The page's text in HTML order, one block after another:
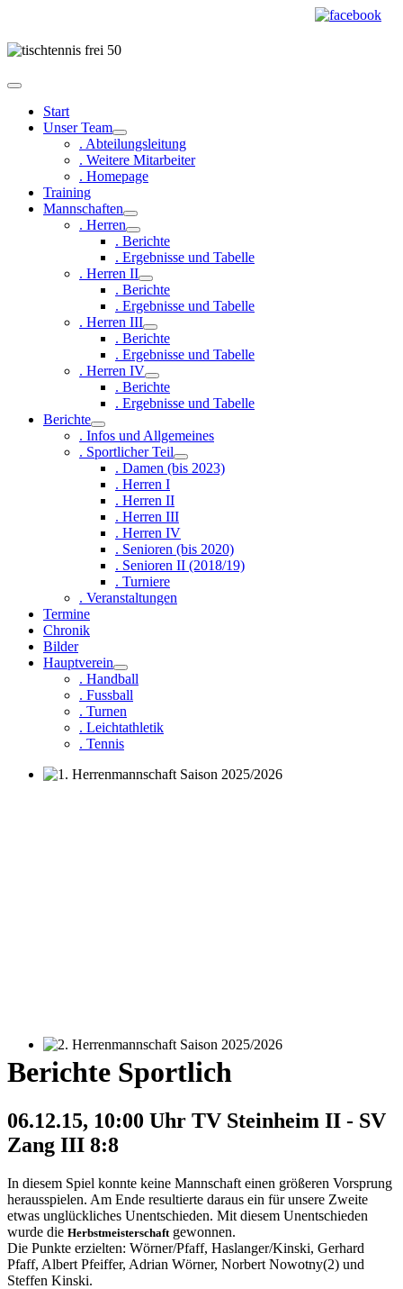
Start
Unser Team
. Abteilungsleitung
. Weitere Mitarbeiter
. Homepage
Training
Mannschaften
. Herren
. Berichte
. Ergebnisse und Tabelle
. Herren II
. Berichte
. Ergebnisse und Tabelle
. Herren III
. Berichte
. Ergebnisse und Tabelle
. Herren IV
. Berichte
. Ergebnisse und Tabelle
Berichte
. Infos und Allgemeines
. Sportlicher Teil
. Damen (bis 2023)
. Herren I
. Herren II
. Herren III
. Herren IV
. Senioren (bis 2020)
. Senioren II (2018/19)
. Turniere
. Veranstaltungen
Termine
Chronik
Bilder
Hauptverein
. Handball
. Fussball
. Turnen
. Leichtathletik
. Tennis
2. Herrenmannschaft Saison 2025/2026
Berichte Sportlich
06.12.15, 10:00 Uhr TV Steinheim II - SV
Zang III 8:8
In diesem Spiel konnte keine Mannschaft einen größeren Vorsprung
herausspielen. Am Ende resultierte daraus ein für unsere Zweite
etwas unglückliches Unentschieden. Mit diesem Unentschieden
wurde die Herbstmeisterschaft gewonnen.
Die Punkte erzielten: Wörner/Pfaff, Haslanger/Kinski, Gerhard
Pfaff, Albert Pfeiffer, Adrian Wörner, Norbert Nowotny(2) und
Steffen Kinski.